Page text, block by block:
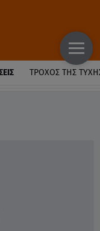
ΤΡΟΧΌΣ ΤΗΣ